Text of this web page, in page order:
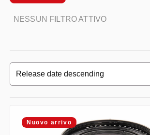
NESSUN FILTRO ATTIVO
Nuovo arrivo